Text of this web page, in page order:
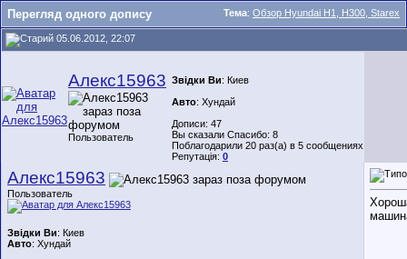
Тема: Обзор Hyundai H1, H300, Starex
Перегляд одного допису
05.06.2012, 22:07
Алекс15963
Пользователь
Звідки Ви: Киев
Авто: Хундай
Дописи: 47
Вы сказали Спасибо: 8
Поблагодарили 20 раз(а) в 5 сообщениях
Репутація: 0
Алекс15963
Пользователь
Звідки Ви: Киев
Авто: Хундай